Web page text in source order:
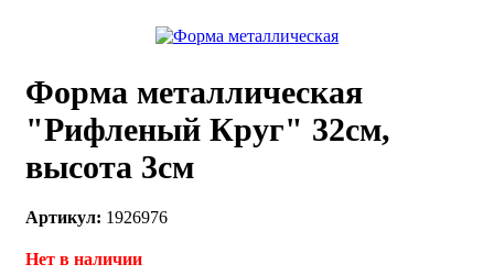
Форма металлическая
"Рифленый Круг" 32см,
высота 3см
Артикул: 1926976
Нет в наличии